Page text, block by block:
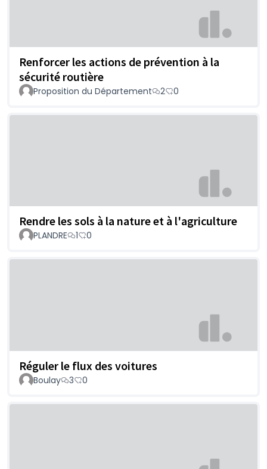
Renforcer les actions de prévention à la
sécurité routière
Proposition du Département 2 0
Rendre les sols à la nature et à l'agriculture
PLANDRE 1 0
Réguler le flux des voitures
Boulay 3 0